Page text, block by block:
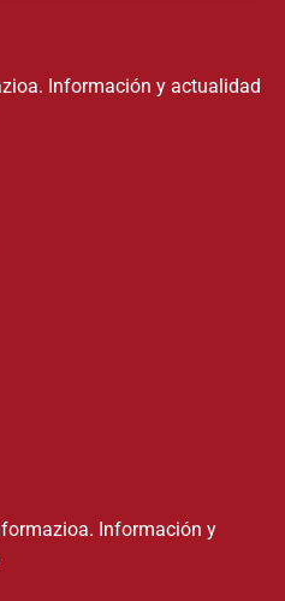
Información y actualidad
Información y